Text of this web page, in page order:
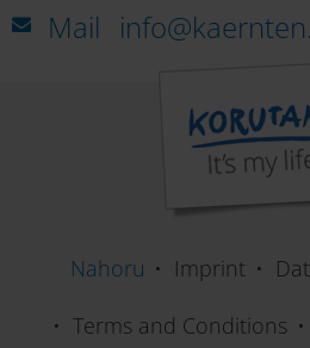
Mail
Nahoru Imprint
Terms and Conditions